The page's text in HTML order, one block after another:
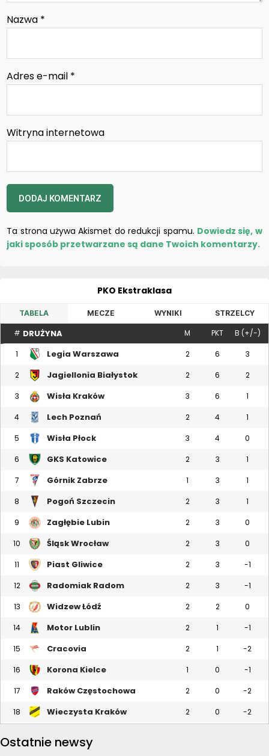
Nazwa *
Adres e-mail *
Witryna internetowa
Ta strona używa Akismet do redukcji spamu. Dowiedz się, w
jaki sposób przetwarzane są dane Twoich komentarzy.
PKO Ekstraklasa
TABELA MECZE WYNIKI STRZELCY
# DRUŻYNA M PKT B (+/-)
1 Legia Warszawa 2 6 3
2 Jagiellonia Białystok 2 6 2
3 Wisła Kraków 3 6 1
4 Lech Poznań 2 4 1
5 Wisła Płock 3 4 0
6 GKS Katowice 2 3 1
7 Górnik Zabrze 1 3 1
8 Pogoń Szczecin 2 3 1
9 Zagłębie Lubin 2 3 0
10 Śląsk Wrocław 2 3 0
11 Piast Gliwice 2 3 -1
12 Radomiak Radom 2 3 -1
13 Widzew Łódź 2 2 0
14 Motor Lublin 2 1 -1
15 Cracovia 2 1 -2
16 Korona Kielce 1 0 -1
17 Raków Częstochowa 2 0 -2
18 Wieczysta Kraków 2 0 -2
Ostatnie newsy